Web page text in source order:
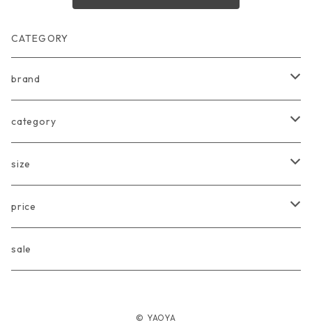
CATEGORY
brand
arkakama
Another Fox
CARLIJNQ
CIENTA
category
tops
bottoms
one piece
size
Baby
〜80cm
price
〜3000円
sale
© YAOYA